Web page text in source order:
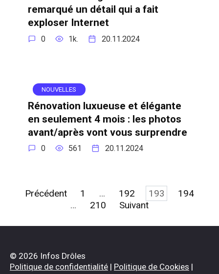
remarqué un détail qui a fait
exploser Internet
0 1k. 20.11.2024
NOUVELLES
Rénovation luxueuse et élégante
en seulement 4 mois : les photos
avant/après vont vous surprendre
0 561 20.11.2024
Pagination
Précédent 1 … 192 193
194
…
210 Suivant
© 2026 Infos Drôles
Politique de confidentialité | Politique de Cookies |